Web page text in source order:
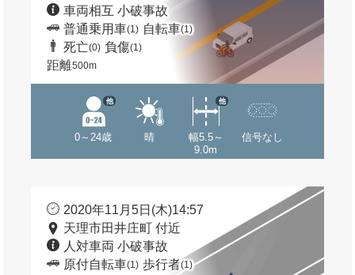
車両相互 小破事故
普通乗用車(1) 自転車(1)
死亡(0) 負傷(1)
距離500m
0～24歳
他
晴
幅5.5～
9.0m
他
信号なし
2020年11月5日(木)14:57
天理市田井庄町 付近
人対車両 小破事故
原付自転車(1) 歩行者(1)